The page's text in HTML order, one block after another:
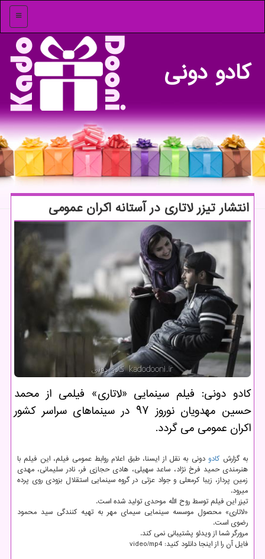
منو
كادو دونی
انتشار تیزر لاتاری در آستانه اكران عمومی
كادو دونی: فیلم سینمایی «لاتاری» فیلمی از محمد
حسین مهدویان نوروز ۹۷ در سینماهای سراسر كشور
اكران عمومی می گردد.
به گزارش كادودونی به نقل از ایسنا، طبق اعلام روابط عمومی فیلم، این فیلم با
هنرمندی حمید فرخ نژاد، ساعد سهیلی، هادی حجازی فر، نادر سلیمانی، مهدی
زمین پرداز، زیبا كرمعلی و جواد عزتی در گروه سینمایی استقلال بزودی روی پرده
میرود.
تیزر این فیلم توسط روح الله موحدی تولید شده است.
«لاتاری» محصول موسسه سینمایی سیمای مهر به تهیه كنندگی سید محمود
رضوی است.
مرورگر شما از ویدئو پشتیبانی نمی كند.
فایل آن را از اینجا دانلود كنید: video/mp4